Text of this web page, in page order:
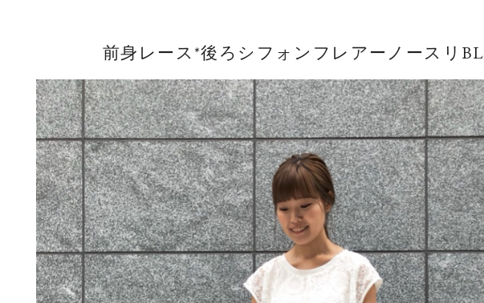
前身レース*後ろシフォンフレアーノースリBL